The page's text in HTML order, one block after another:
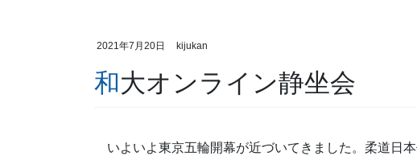
2021年7月20日 kijukan
和大オンライン静坐会
いよいよ東京五輪開幕が近づいてきました。柔道日